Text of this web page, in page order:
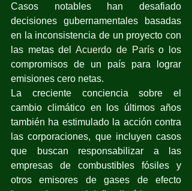
Casos notables han desafiado
decisiones gubernamentales basadas
en la inconsistencia de un proyecto con
las metas del Acuerdo de París o los
compromisos de un país para lograr
emisiones cero netas.
La creciente conciencia sobre el
cambio climático en los últimos años
también ha estimulado la acción contra
las corporaciones, que incluyen casos
que buscan responsabilizar a las
empresas de combustibles fósiles y
otros emisores de gases de efecto